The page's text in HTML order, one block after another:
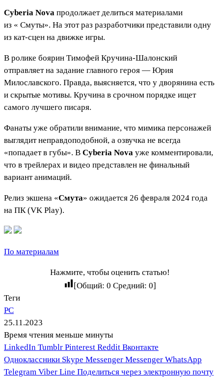
Cyberia Nova продолжает делиться материалами
из « Смуты». На этот раз разработчики представили одну
из кат-сцен на движке игры.
В ролике боярин Тимофей Кручина-Шалонский
отправляет на задание главного героя — Юрия
Милославского. Правда, выясняется, что у дворянина есть
и скрытые мотивы. Кручина в срочном порядке ищет
самого лучшего писаря.
Фанаты уже обратили внимание, что мимика персонажей
выглядит неправдоподобной, а озвучка не всегда
«попадает в губы». В Cyberia Nova уже комментировали,
что в трейлерах и видео представлен не финальный
вариант анимаций.
Релиз экшена «Смута» ожидается 26 февраля 2024 года
на ПК (VK Play).
По материалам
Нажмите, чтобы оценить статью!
[Общий: 0 Средний: 0]
Теги
PC
25.11.2023
Время чтения меньше минуты
LinkedIn Tumblr Pinterest Reddit Вконтакте
Одноклассники Skype Messenger Messenger WhatsApp
Telegram Viber Line Поделиться через электронную почту